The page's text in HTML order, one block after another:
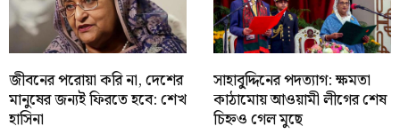
জীবনের পরোয়া করি না, দেশের
মানুষের জন্যই ফিরতে হবে: শেখ
হাসিনা
সাহাবু্দ্দিনের পদত্যাগ: ক্ষমতা
কাঠামোয় আওয়ামী লীগের শেষ
চিহ্নও গেল মুছে